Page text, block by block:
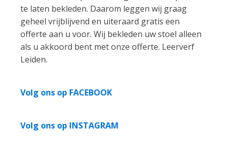
te laten bekleden. Daarom leggen wij graag
geheel vrijblijvend en uiteraard gratis een
offerte aan u voor. Wij bekleden uw stoel alleen
als u akkoord bent met onze offerte. Leerverf
Leiden.
Volg ons op FACEBOOK
Volg ons op INSTAGRAM